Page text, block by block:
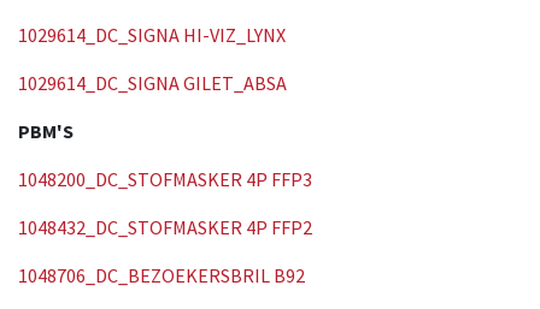
1029614_DC_SIGNA HI-VIZ_LYNX
1029614_DC_SIGNA GILET_ABSA
PBM'S
1048200_DC_STOFMASKER 4P FFP3
1048432_DC_STOFMASKER 4P FFP2
1048706_DC_BEZOEKERSBRIL B92